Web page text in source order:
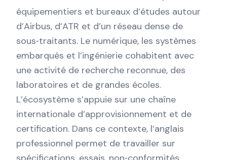
équipementiers et bureaux d’études autour
d’Airbus, d’ATR et d’un réseau dense de
sous‑traitants. Le numérique, les systèmes
embarqués et l’ingénierie cohabitent avec
une activité de recherche reconnue, des
laboratoires et de grandes écoles.
L’écosystème s’appuie sur une chaîne
internationale d’approvisionnement et de
certification. Dans ce contexte, l’anglais
professionnel permet de travailler sur